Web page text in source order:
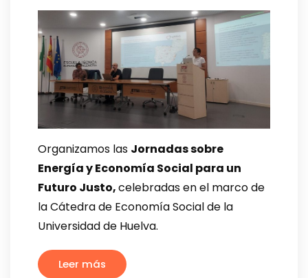
Organizamos las Jornadas sobre
Energía y Economía Social para un
Futuro Justo,celebradas en el marco de
la Cátedra de Economía Social de la
Universidad de Huelva.
Leer más